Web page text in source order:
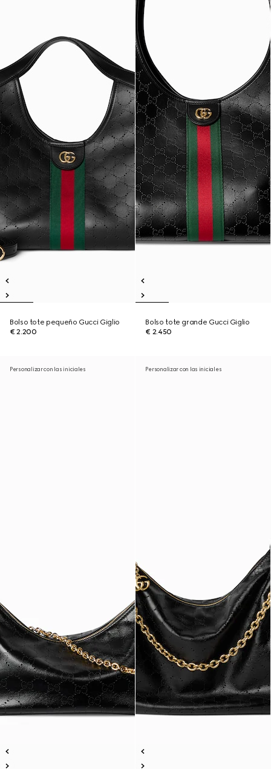
Bolso tote pequeño Gucci Giglio
€ 2.200
Bolso tote grande Gucci Giglio
€ 2.450
Personalizar con las iniciales Personalizar con las iniciales